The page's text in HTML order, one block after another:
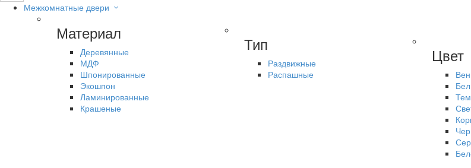
Межкомнатные двери
Материал
Деревянные
МДФ
Шпонированные
Экошпон
Ламинированные
Крашеные
Тип
Раздвижные
Распашные
Цвет